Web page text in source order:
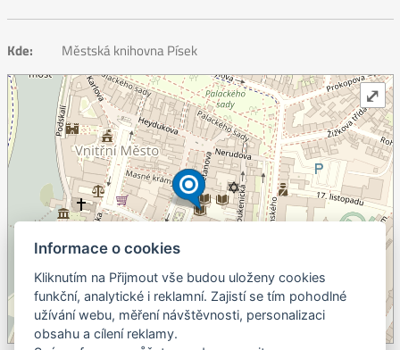
Kde: Městská knihovna Písek
©OpenStreetMapcontributors.
⤢
Informace o cookies
Kliknutím na Přijmout vše budou uloženy cookies
funkční, analytické i reklamní. Zajistí se tím pohodlné
užívání webu, měření návštěvnosti, personalizaci
obsahu a cílení reklamy.